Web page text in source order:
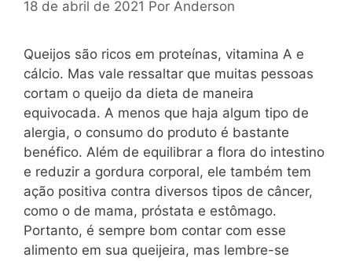
18 de abril de 2021 Por Anderson
Queijos são ricos em proteínas, vitamina A e
cálcio. Mas vale ressaltar que muitas pessoas
cortam o queijo da dieta de maneira
equivocada. A menos que haja algum tipo de
alergia, o consumo do produto é bastante
benéfico. Além de equilibrar a flora do intestino
e reduzir a gordura corporal, ele também tem
ação positiva contra diversos tipos de câncer,
como o de mama, próstata e estômago.
Portanto, é sempre bom contar com esse
alimento em sua queijeira, mas lembre-se